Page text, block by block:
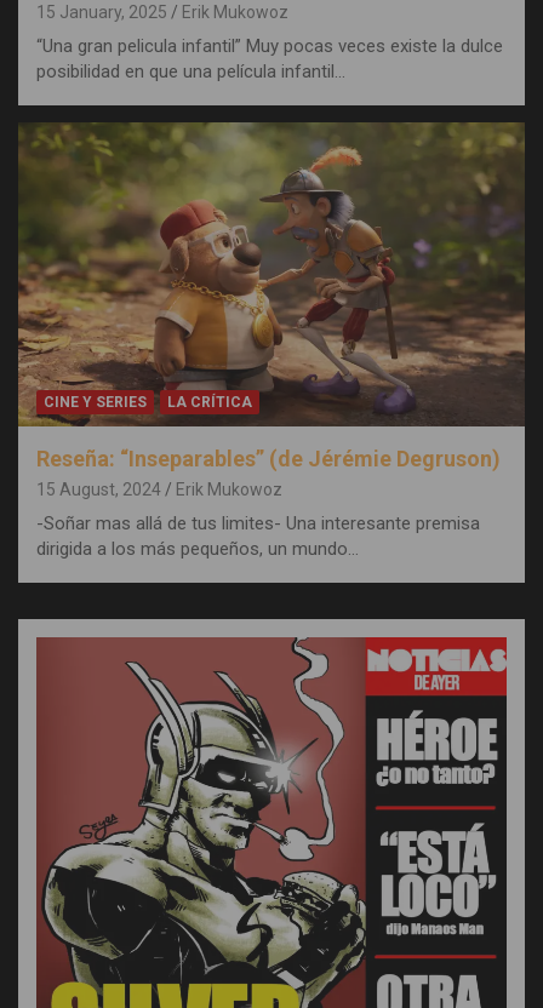
15 January, 2025 Erik Mukowoz
“Una gran pelicula infantil” Muy pocas veces existe la dulce
posibilidad en que una película infantil…
CINE Y SERIES LA CRÍTICA
Reseña: “Inseparables” (de Jérémie Degruson)
15 August, 2024 Erik Mukowoz
-Soñar mas allá de tus limites- Una interesante premisa
dirigida a los más pequeños, un mundo…